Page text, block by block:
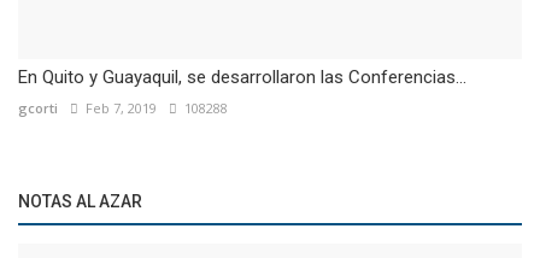
En Quito y Guayaquil, se desarrollaron las Conferencias...
gcorti Feb 7, 2019 108288
NOTAS AL AZAR